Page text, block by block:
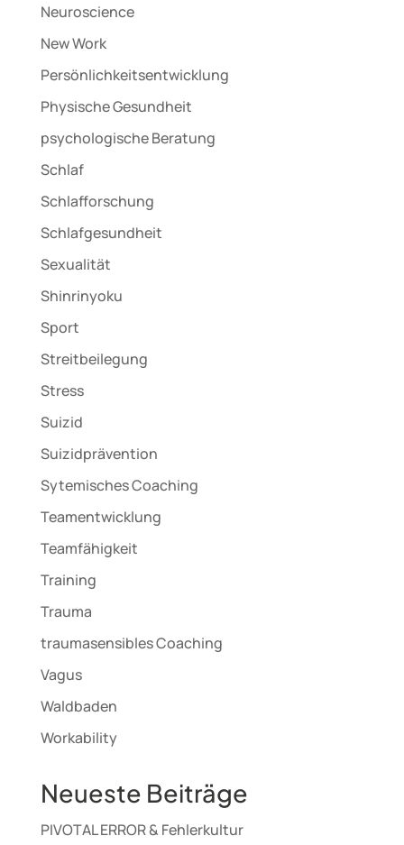
Neuroscience
New Work
Persönlichkeitsentwicklung
Physische Gesundheit
psychologische Beratung
Schlaf
Schlafforschung
Schlafgesundheit
Sexualität
Shinrinyoku
Sport
Streitbeilegung
Stress
Suizid
Suizidprävention
Sytemisches Coaching
Teamentwicklung
Teamfähigkeit
Training
Trauma
traumasensibles Coaching
Vagus
Waldbaden
Workability
Neueste Beiträge
PIVOTAL ERROR & Fehlerkultur